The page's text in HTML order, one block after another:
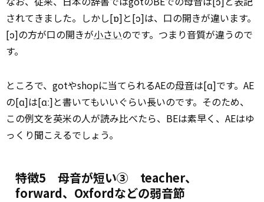
されてきました。しかし[ɒ]と[ɔ]は、口の開きが違います。
[ɔ]の方が口の開きが小さいのです。つまり音質が違うので
す。
ところで、gotやshopに当てられるAEの母音は[ɑ]です。AE
の[ɑ]は[ɑː]と書いてもいいぐらい長いのです。そのため、
この例文を英米の人が読み比べたら、BEは素早く、AEはゆ
っくり聞こえるでしょう。
特徴5 母音が短い③ teacher、
forward、Oxfordなどの弱音節